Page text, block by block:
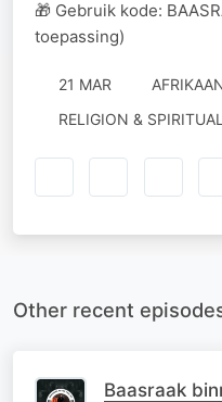
🎁 Gebruik kode:
toepassing)
21 MAR
RELIGION &
Other recent
Baasraak